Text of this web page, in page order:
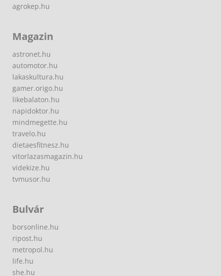
agrokep.hu
Magazin
astronet.hu
automotor.hu
lakaskultura.hu
gamer.origo.hu
likebalaton.hu
napidoktor.hu
mindmegette.hu
travelo.hu
dietaesfitnesz.hu
vitorlazasmagazin.hu
videkize.hu
tvmusor.hu
Bulvár
borsonline.hu
ripost.hu
metropol.hu
life.hu
she.hu